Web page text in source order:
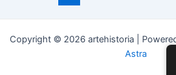
Copyright © 2026 artehistoria |
Astra